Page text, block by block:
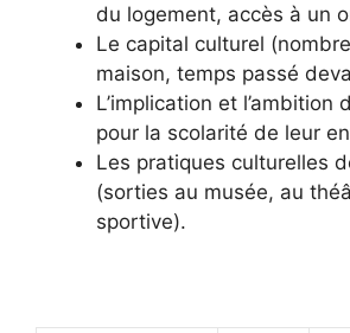
du logement, accès à un
Le capital culturel
maison, temps passé
L’implication et l’ambition
pour la scolarité de leur
Les pratiques culturelles
(sorties au musée, au
sportive).